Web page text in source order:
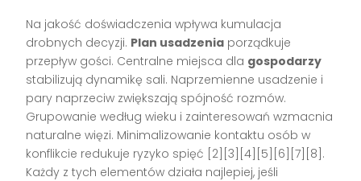
Na jakość doświadczenia wpływa kumulacja
drobnych decyzji. Plan usadzenia porządkuje
przepływ gości. Centralne miejsca dla gospodarzy
stabilizują dynamikę sali. Naprzemienne usadzenie i
pary naprzeciw zwiększają spójność rozmów.
Grupowanie według wieku i zainteresowań wzmacnia
naturalne więzi. Minimalizowanie kontaktu osób w
konflikcie redukuje ryzyko spięć [2][3][4][5][6][7][8].
Każdy z tych elementów działa najlepiej, jeśli